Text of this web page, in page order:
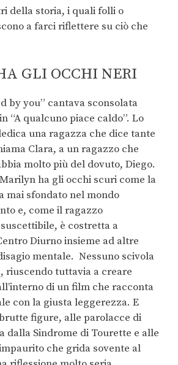
della storia, i quali folli o
a farci riflettere su ciò che
GLI OCCHI NERI
by you” cantava sconsolata
“A qualcuno piace caldo”. Lo
una ragazza che dice tante
Clara, a un ragazzo che
molto più del dovuto, Diego.
ha gli occhi scuri come la
mai sfondato nel mondo
e, come il ragazzo
è costretta a
Diurno insieme ad altre
mentale. Nessuno scivola
riuscendo tuttavia a creare
di un film che racconta
con la giusta leggerezza. E
figure, alle parolacce di
dalla Sindrome di Tourette e alle
che grida sovente al